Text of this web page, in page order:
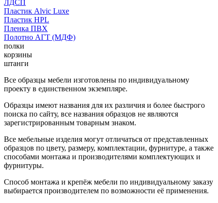
ЛДСП
Пластик Alvic Luxe
Пластик HPL
Пленка ПВХ
Полотно АГТ (МДФ)
полки
корзины
штанги
Все образцы мебели изготовлены по индивидуальному
проекту в единственном экземпляре.
Образцы имеют названия для их различия и более быстрого
поиска по сайту, все названия образцов не являются
зарегистрированным товарным знаком.
Все мебельные изделия могут отличаться от представленных
образцов по цвету, размеру, комплектации, фурнитуре, а также
способами монтажа и производителями комплектующих и
фурнитуры.
Способ монтажа и крепёж мебели по индивидуальному заказу
выбирается производителем по возможности её применения.